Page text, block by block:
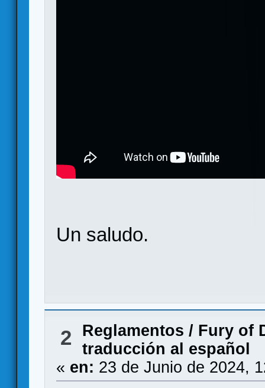
Un saludo.
2 Reglamentos / Fury of
traducción al español
« en: 23 de Junio de 2024,